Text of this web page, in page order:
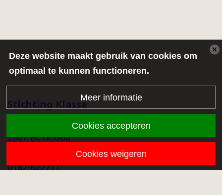
Stichting Klasse
Middenmolenlaan 68a
2807 EC Gouda
info@stichtingklasse.nl
0182-622711
Deze website maakt gebruik van cookies om
optimaal te kunnen functioneren.
Meer informatie
Cookies accepteren
Cookies weigeren